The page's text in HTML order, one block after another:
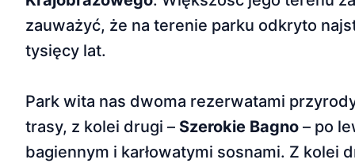
zauważyć, że na terenie parku odkryto
tysięcy lat.
Park wita nas dwoma rezerwatami
trasy, z kolei drugi – Szerokie Bagno – po
bagiennym i karłowatymi sosnami. Z kolei